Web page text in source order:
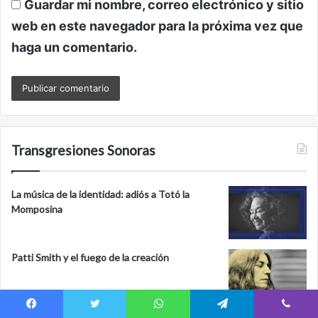
Guardar mi nombre, correo electrónico y sitio
web en este navegador para la próxima vez que
haga un comentario.
Transgresiones Sonoras
La música de la identidad: adiós a Totó la
Momposina
Patti Smith y el fuego de la creación